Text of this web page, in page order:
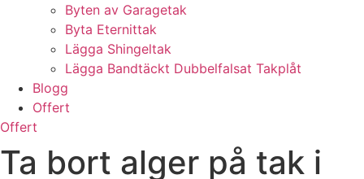
Byten av Garagetak
Byta Eternittak
Lägga Shingeltak
Lägga Bandtäckt Dubbelfalsat Takplåt
Blogg
Offert
Offert
Ta bort alger på tak i